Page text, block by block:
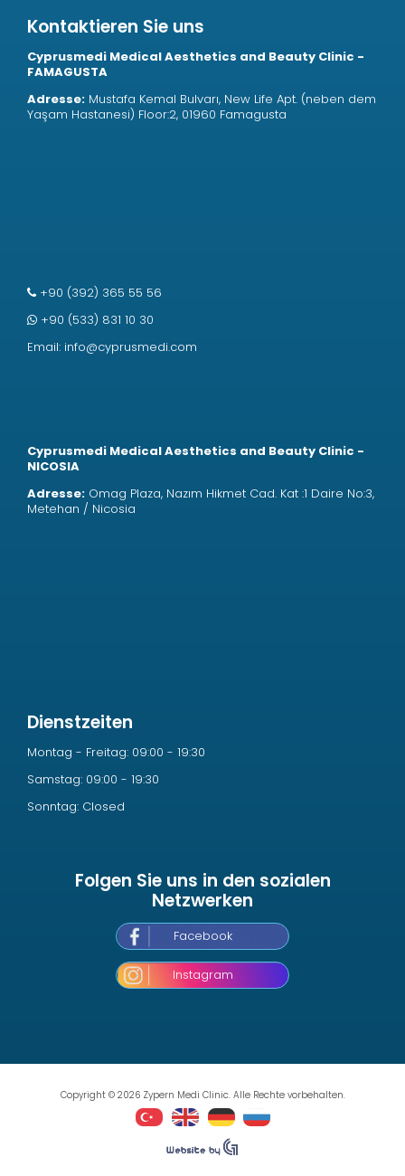
Kontaktieren Sie uns
Cyprusmedi Medical Aesthetics and Beauty Clinic -
FAMAGUSTA
Adresse: Mustafa Kemal Bulvarı, New Life Apt. (neben dem
Yaşam Hastanesi) Floor:2, 01960 Famagusta
+90 (392) 365 55 56
+90 (533) 831 10 30
Email: info@cyprusmedi.com
Cyprusmedi Medical Aesthetics and Beauty Clinic -
NICOSIA
Adresse: Omag Plaza, Nazım Hikmet Cad. Kat :1 Daire No:3,
Metehan / Nicosia
Dienstzeiten
Montag - Freitag: 09:00 - 19:30
Samstag: 09:00 - 19:30
Sonntag: Closed
Folgen Sie uns in den sozialen
Netzwerken
Facebook
Instagram
Copyright © 2026 Zypern Medi Clinic. Alle Rechte vorbehalten.